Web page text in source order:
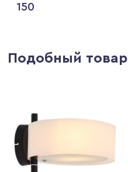
150
Подобный товар